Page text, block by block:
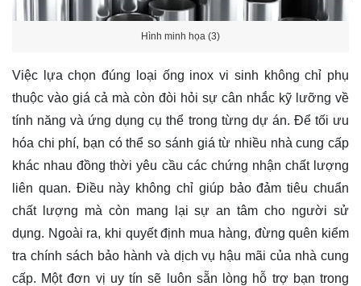
Hình minh họa (3)
Việc lựa chọn đúng loại ống inox vi sinh không chỉ phụ
thuộc vào giá cả mà còn đòi hỏi sự cân nhắc kỹ lưỡng về
tính năng và ứng dụng cụ thể trong từng dự án. Để tối ưu
hóa chi phí, bạn có thể so sánh giá từ nhiều nhà cung cấp
khác nhau đồng thời yêu cầu các chứng nhận chất lượng
liên quan. Điều này không chỉ giúp bảo đảm tiêu chuẩn
chất lượng mà còn mang lại sự an tâm cho người sử
dụng. Ngoài ra, khi quyết định mua hàng, đừng quên kiểm
tra chính sách bảo hành và dịch vụ hậu mãi của nhà cung
cấp. Một đơn vị uy tín sẽ luôn sẵn lòng hỗ trợ bạn trong